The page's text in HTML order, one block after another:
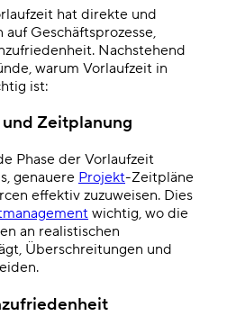
hat direkte und
Geschäftsprozesse,
Nachstehend
warum Vorlaufzeit in
ist:
Zeitplanung
Phase der Vorlaufzeit
genauere Projekt-Zeitpläne
effektiv zuzuweisen. Dies
wichtig, wo die
an realistischen
Überschreitungen und